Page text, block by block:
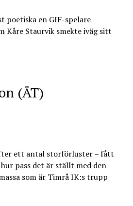
poetiska en GIF-spelare
Kåre Staurvik smekte iväg sitt
(ÅT)
ett antal storförluster – fått
pass det är ställt med den
som är Timrå IK:s trupp